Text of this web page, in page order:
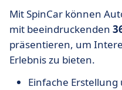
Mit SpinCar können
mit beeindruckenden
präsentieren, um
Erlebnis zu bieten.
Einfache